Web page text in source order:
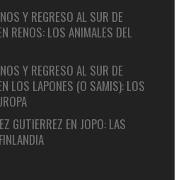
Y REGRESO AL SUR DE
RENOS: LOS ANIMALES DEL
Y REGRESO AL SUR DE
LOS LAPONES (O SAMIS): LOS
GUTIERREZ EN JOPO: LAS